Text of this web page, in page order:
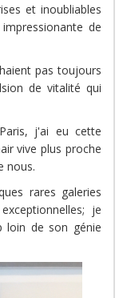
et inoubliables
de
pas toujours
de vitalité qui
j'ai eu cette
vive plus proche
nous.
rares galeries
je
loin de son génie